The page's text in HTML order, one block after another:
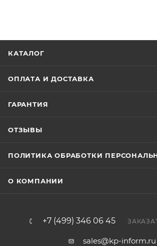
КАТАЛОГ
ОПЛАТА И ДОСТАВКА
ГАРАНТИЯ
ОТЗЫВЫ
ПОЛИТИКА ОБРАБОТКИ
О КОМПАНИИ
+7 (499) 346 06 45
sales@kp-inform.ru